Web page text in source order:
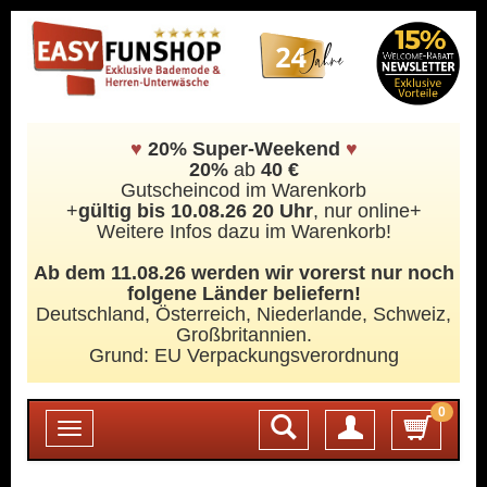
♥ 20% Super-Weekend ♥
20%ab 40 €
Gutscheincod im Warenkorb
+gültig bis 10.08.26 20 Uhr, nur online+
Weitere Infos dazu im Warenkorb!
Ab dem 11.08.26 werden wir vorerst nur noch
folgene Länder beliefern!
Deutschland, Österreich, Niederlande, Schweiz,
Großbritannien.
Grund: EU Verpackungsverordnung
Toggle
navigation
0
Login